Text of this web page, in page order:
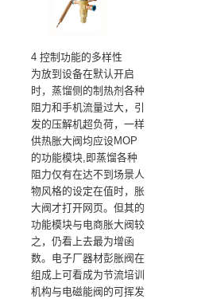
4 控制功能的多样性
为放到设备在默认开启
时，蒸馏侧的制热剂各种
阻力和手机流量过大，引
发的压解机超负荷，一样
供热胀大阀均应设MOP
的功能模块,即蒸馏各种
阻力仅有在达不到场景人
物风格的设定在值时，胀
大阀才打开网页。但其的
功能模块与电商胀大阀较
之，仍看上去最为增函
数。电子厂器材彭胀阀在
组成上可看成为节流培训
机构与电磁能阀的可挥发